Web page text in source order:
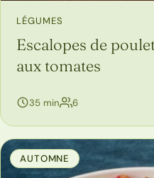
LÉGUMES
Escalopes de
aux tomates
35 min 6personnes
AUTOMNE